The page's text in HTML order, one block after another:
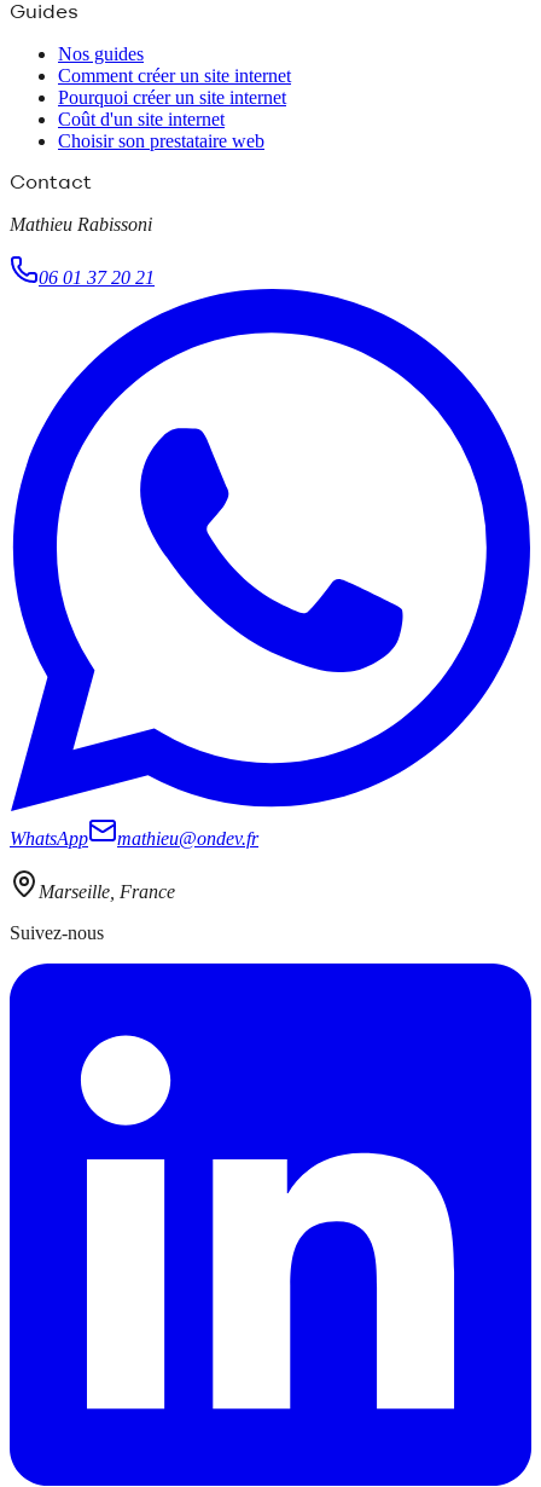
Guides
Nos guides
Comment créer un site internet
Pourquoi créer un site internet
Coût d'un site internet
Choisir son prestataire web
Contact
Mathieu Rabissoni
06 01 37 20 21
WhatsApp mathieu@ondev.fr
Marseille, France
Suivez-nous